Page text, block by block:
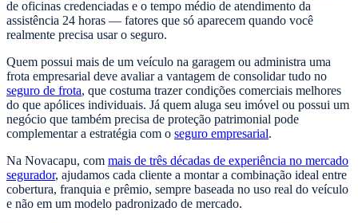
de oficinas credenciadas e o tempo médio de atendimento da
assistência 24 horas — fatores que só aparecem quando você
realmente precisa usar o seguro.
Quem possui mais de um veículo na garagem ou administra uma
frota empresarial deve avaliar a vantagem de consolidar tudo no
seguro de frota, que costuma trazer condições comerciais melhores
do que apólices individuais. Já quem aluga seu imóvel ou possui um
negócio que também precisa de proteção patrimonial pode
complementar a estratégia com o seguro empresarial.
Na Novacapu, com mais de três décadas de experiência no mercado
segurador, ajudamos cada cliente a montar a combinação ideal entre
cobertura, franquia e prêmio, sempre baseada no uso real do veículo
e não em um modelo padronizado de mercado.